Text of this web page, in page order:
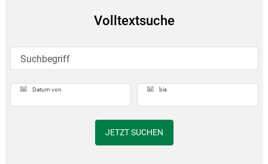
Volltextsuche
Suchbegriff
Datum von bis
JETZT SUCHEN